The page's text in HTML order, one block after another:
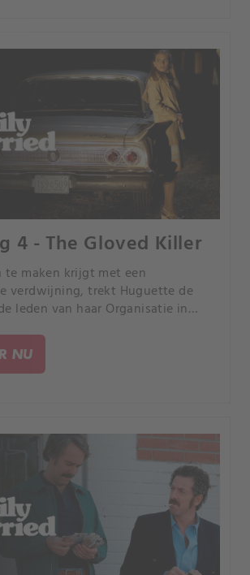
4 - The Gloved Killer
te maken krijgt met een
verdwijning, trekt Huguette de
leden van haar Organisatie in
NU